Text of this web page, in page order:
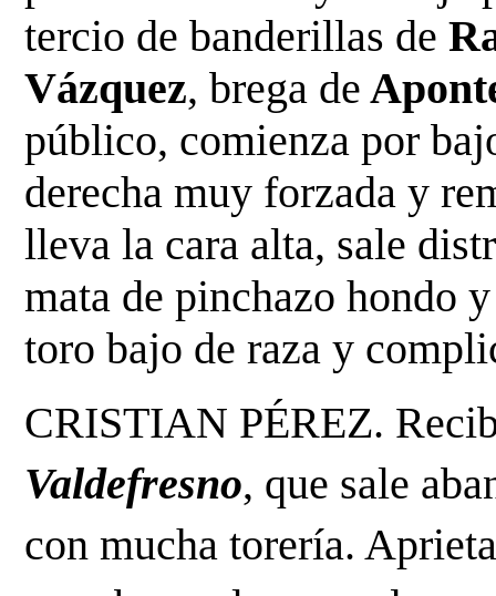
tercio de banderillas de
Vázquez, brega de
público, comienza por
derecha muy forzada y
lleva la cara alta, sale
mata de pinchazo hondo
toro bajo de raza y
Valdefresno, que sale
con mucha torería.